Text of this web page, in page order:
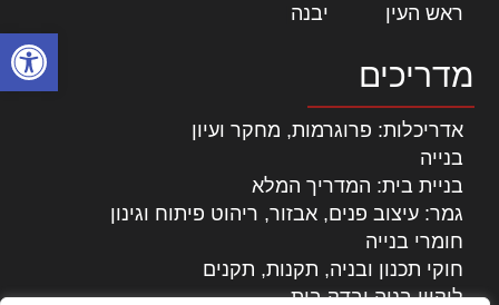
פתח
ראש העין
יבנה
מדריכים
אדריכלות: פרוגרמות, מחקר ועיון
בנייה
בניית בית: המדריך המלא
גמר: עיצוב פנים, אבזור, ריהוט פיתוח וגינון
חומרי בנייה
חוקי תכנון ובניה, תקנות, תקנים
ליקויי בניה ובדק בית